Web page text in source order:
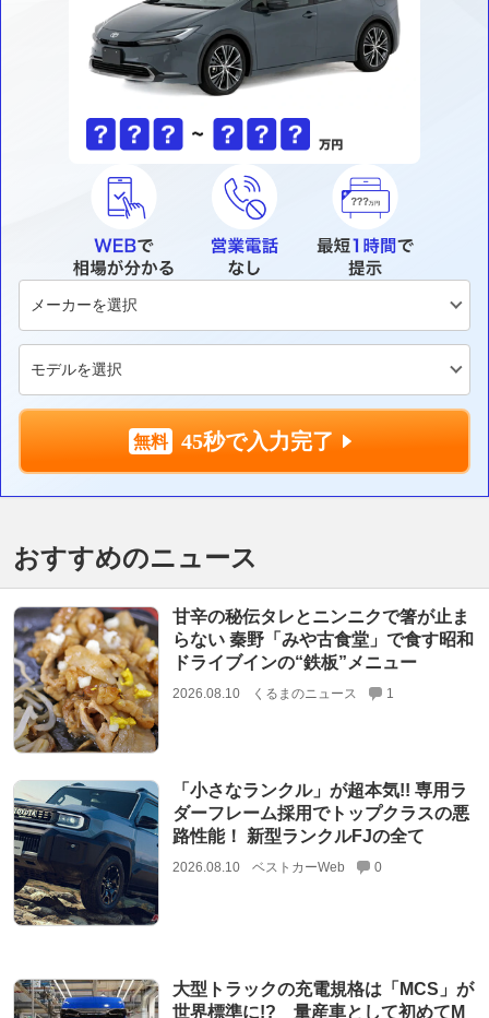
45秒で入力完了
おすすめのニュース
甘辛の秘伝タレとニンニクで箸が止ま
らない 秦野「みや古食堂」で食す昭和
ドライブインの“鉄板”メニュー
2026.08.10 くるまのニュース 1
「小さなランクル」が超本気!! 専用ラ
ダーフレーム採用でトップクラスの悪
路性能！ 新型ランクルFJの全て
2026.08.10 ベストカーWeb 0
大型トラックの充電規格は「MCS」が
世界標準に!? 量産車として初めてM